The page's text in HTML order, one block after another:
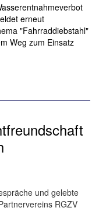
erneut
"Fahrraddiebstahl"
Weg zum Einsatz
und gelebte
RGZV